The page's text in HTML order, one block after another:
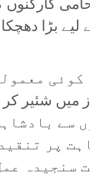
کارکنوں
بڑا
پر
سنجیدہ